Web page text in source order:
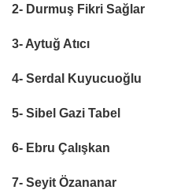
2- Durmuş Fikri Sağlar
3- Aytuğ Atıcı
4- Serdal Kuyucuoğlu
5- Sibel Gazi Tabel
6- Ebru Çalışkan
7- Seyit Özananar